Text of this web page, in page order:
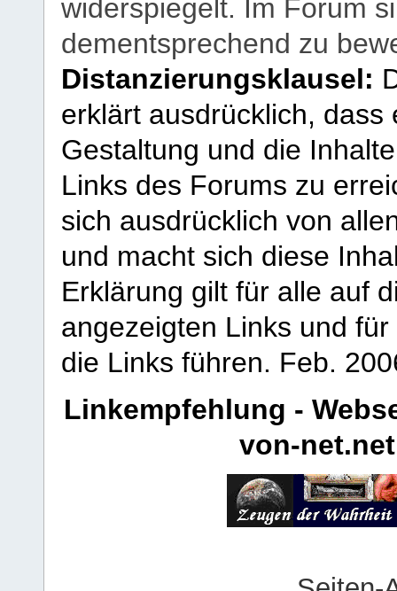
widerspiegelt. Im Forum
dementsprechend zu
Distanzierungsklausel:
erklärt ausdrücklich,
Gestaltung und die
Links des Forums zu
sich ausdrücklich von
und macht sich diese
Erklärung gilt für alle auf
angezeigten Links und
die Links führen. Feb.
Linkempfehlung -
von-net.net